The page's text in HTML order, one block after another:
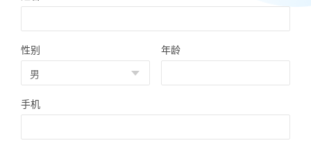
性别 年龄
手机